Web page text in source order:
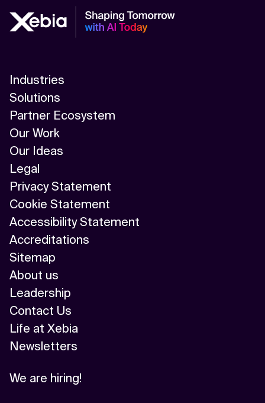
Industries
Solutions
Partner Ecosystem
Our Work
Our Ideas
Legal
Privacy Statement
Cookie Statement
Accessibility Statement
Accreditations
Sitemap
About us
Leadership
Contact Us
Life at Xebia
Newsletters
We are hiring!